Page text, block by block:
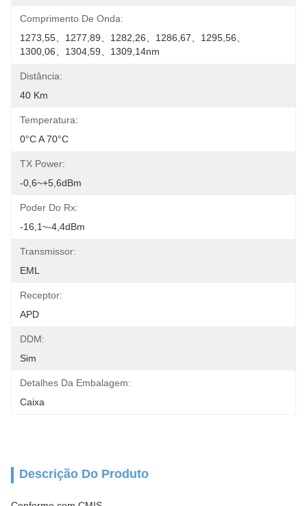
Comprimento De Onda:
1273,55、1277,89、1282,26、1286,67、1295,56、
1300,06、1304,59、1309,14nm
Distância:
40 Km
Temperatura:
0°C A 70°C
TX Power:
-0,6~+5,6dBm
Poder Do Rx:
-16,1~-4,4dBm
Transmissor:
EML
Receptor:
APD
DDM:
Sim
Detalhes Da Embalagem:
Caixa
Descrição Do Produto